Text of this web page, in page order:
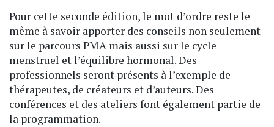
Pour cette seconde édition, le mot d’ordre reste le
même à savoir apporter des conseils non seulement
sur le parcours PMA mais aussi sur le cycle
menstruel et l’équilibre hormonal. Des
professionnels seront présents à l’exemple de
thérapeutes, de créateurs et d’auteurs. Des
conférences et des ateliers font également partie de
la programmation.